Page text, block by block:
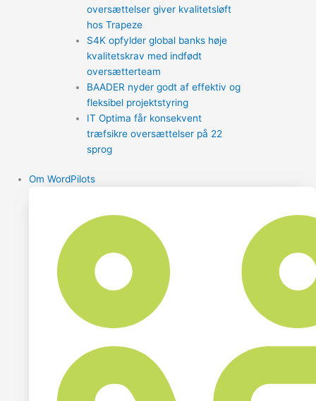
oversættelser giver kvalitetsløft
hos Trapeze
S4K opfylder global banks høje
kvalitetskrav med indfødt
oversætterteam
BAADER nyder godt af effektiv og
fleksibel projektstyring
IT Optima får konsekvent
træfsikre oversættelser på 22
sprog
Om WordPilots